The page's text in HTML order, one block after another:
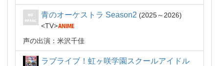
青のオーケストラ Season2
2025～2026
TV
声の出演：米沢千佳
ラブライブ！虹ヶ咲学園スクールアイドル